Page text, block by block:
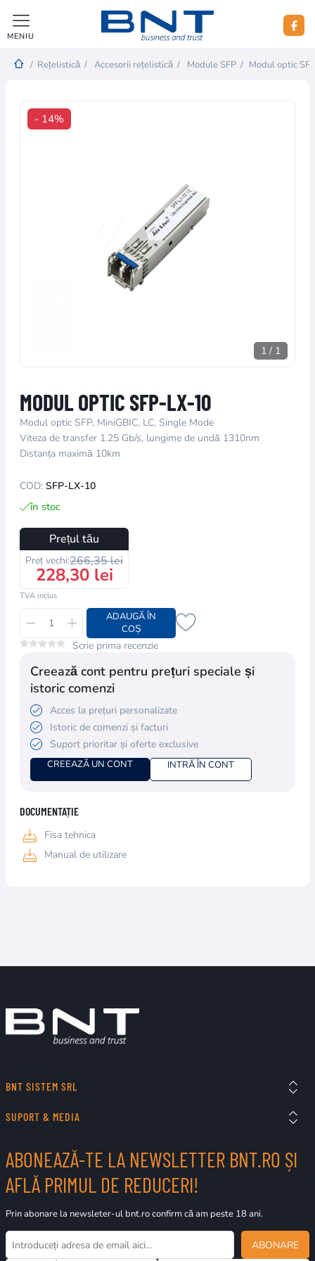
MENIU
/ Rețelistică / Accesorii rețelistică / Module SFP / Modul optic
1 / 1
- 14%
MODUL OPTIC SFP-LX-10
Modul optic SFP, MiniGBIC, LC, Single Mode
Viteza de transfer 1.25 Gb/s, lungime de undă 1310nm
Distanța maximă 10km
COD: SFP-LX-10
în stoc
Prețul tău
Preț vechi:266,35 lei
228,30 lei
TVA inclus
ADAUGĂ ÎN
COȘ
Scrie prima recenzie
Creează cont pentru prețuri speciale și
istoric comenzi
Acces la prețuri personalizate
Istoric de comenzi și facturi
Suport prioritar și oferte exclusive
CREEAZĂ UN CONT INTRĂ ÎN CONT
DOCUMENTAȚIE
Fisa tehnica
Manual de utilizare
BNT SISTEM SRL
SUPORT & MEDIA
ABONEAZĂ-TE LA NEWSLETTER BNT.RO ȘI
AFLĂ PRIMUL DE REDUCERI!
Prin abonare la newsleter-ul bnt.ro confirm că am peste 18 ani.
ABONARE